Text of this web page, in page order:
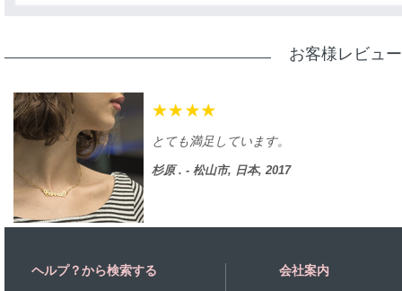
お客様レビュー
とても満足しています。
杉原 . - 松山市, 日本, 2017
ヘルプ？から検索する 会社案内